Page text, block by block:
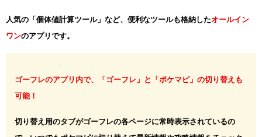
人気の「個体値計算ツール」など、便利なツールも格納したオールイン
ワンのアプリです。
ゴーフレのアプリ内で、「ゴーフレ」と「ポケマピ」の切り替えも
可能！
切り替え用のタブがゴーフレの各ページに常時表示されているの